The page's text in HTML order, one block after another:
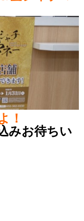
！
みお待ちい